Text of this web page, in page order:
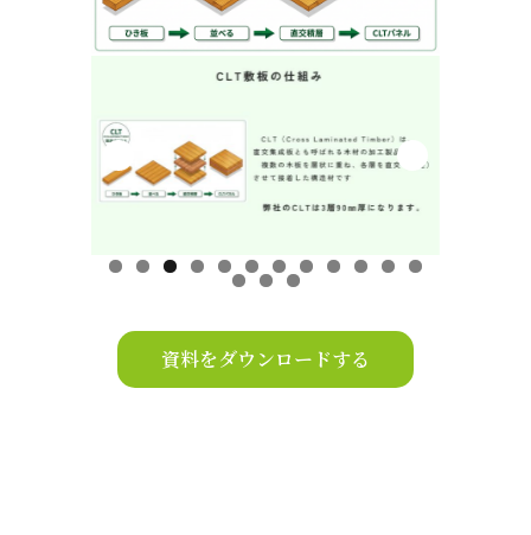
資料をダウンロードする